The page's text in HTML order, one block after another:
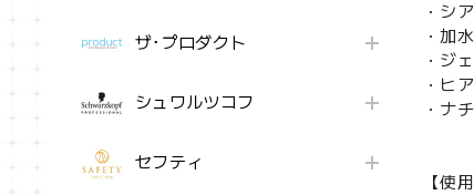
ザ･プロダクト
シュワルツコフ
セフティ
・シ
・加
・ジ
・ヒ
・ナ
【使